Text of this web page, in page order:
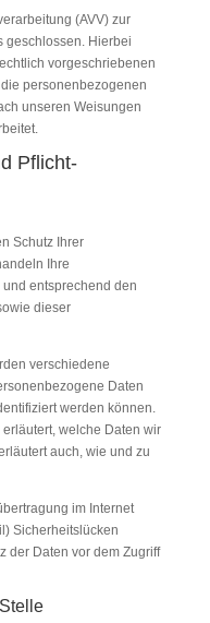
(AVV) zur
geschlossen. Hierbei
vorgeschriebenen
personenbezogenen
unseren Weisungen
Pflicht­
Schutz Ihrer
Ihre
entsprechend den
dieser
verschiedene
Daten
werden können.
welche Daten wir
auch, wie und zu
im Internet
Sicherheitslücken
der Daten vor dem Zugriff